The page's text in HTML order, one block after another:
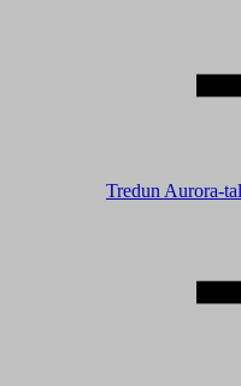
Tredun Aurora-